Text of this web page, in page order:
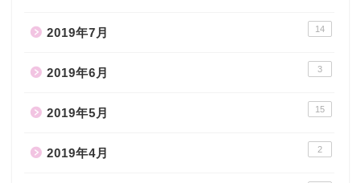
2019年7月 14
2019年6月 3
2019年5月 15
2019年4月 2